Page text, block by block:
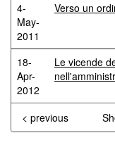
4-
May-
2011
Verso un
18-
Apr-
2012
Le vicende
< previous